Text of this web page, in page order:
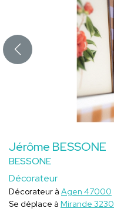
Jérôme BESSONE
BESSONE
Décorateur
Décorateur à Agen 47000
Se déplace à Mirande